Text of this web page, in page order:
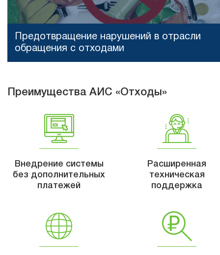
Предотвращение нарушений в отрасли
обращения с отходами
Преимущества АИС «Отходы»
Внедрение системы
без дополнительных
платежей
Расширенная
техническая
поддержка